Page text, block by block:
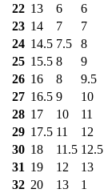
22 13 6
6
23 14 7
7
24 14.5 7.5
8
25 15.5 8
9
26 16 8
9.5
27 16.5 9
10
28 17 10
11
29 17.5 11
12
30 18 11.5 12.5
31 19 12
13
32 20 13
1